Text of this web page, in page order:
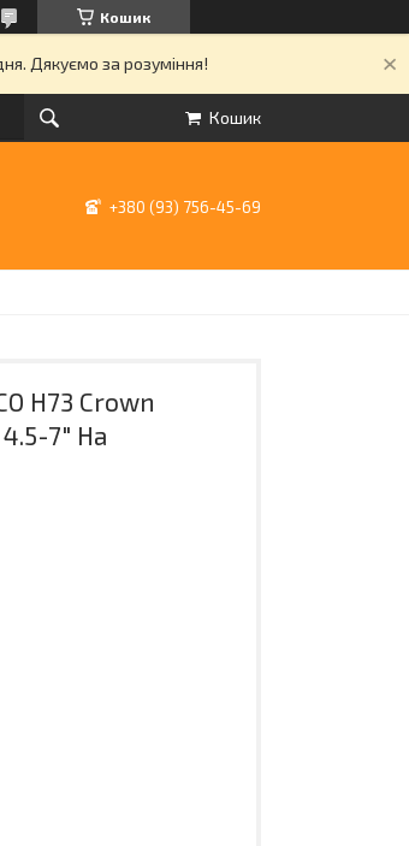
Кошик
Дякуємо за розуміння!
Кошик
+380 (93) 756-45-69
H73 Crown
7" На